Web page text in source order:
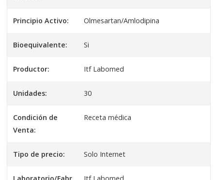
Principio Activo: Olmesartan/Amlodipina
Bioequivalente: Si
Productor: Itf Labomed
Unidades: 30
Condición de
Venta:
Receta médica
Tipo de precio: Solo Internet